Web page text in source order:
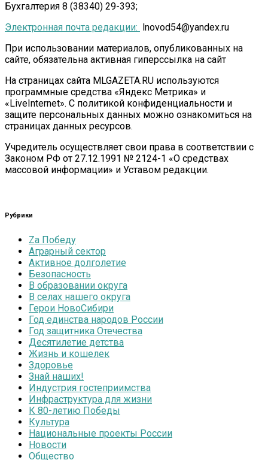
Бухгалтерия 8 (38340) 29-393;
Электронная почта редакции:
lnovod54@yandex.ru
При использовании материалов, опубликованных на
сайте, обязательна активная гиперссылка на сайт
На страницах сайта MLGAZETA.RU используются
программные средства «Яндекс Метрика» и
«LiveInternet». С политикой конфиденциальности и
защите персональных данных можно ознакомиться на
страницах данных ресурсов.
Учредитель осуществляет свои права в соответствии с
Законом РФ от 27.12.1991 № 2124-1 «О средствах
массовой информации» и Уставом редакции.
Рубрики
Zа Победу
Аграрный сектор
Активное долголетие
Безопасность
В образовании округа
В селах нашего округа
Герои НовоСибири
Год единства народов России
Год защитника Отечества
Десятилетие детства
Жизнь и кошелек
Здоровье
Знай наших!
Индустрия гостеприимства
Инфраструктура для жизни
К 80-летию Победы
Культура
Национальные проекты России
Новости
Общество